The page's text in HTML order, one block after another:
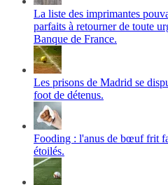
La liste des imprimantes
parfaits à retourner de toute
Banque de France.
Les prisons de Madrid se
foot de détenus.
Fooding : l'anus de bœuf frit
étoilés.